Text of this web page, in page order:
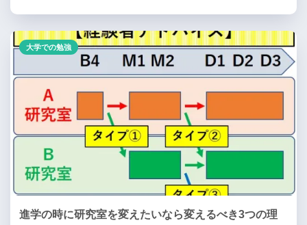
進学の時に研究室を変えたいなら変えるべき3つの理
大学での勉強